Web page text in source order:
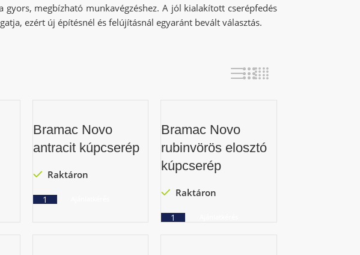
megbízható munkavégzéshez. A jól kialakított cserépfedés
ezért új építésnél és felújításnál egyaránt bevált választás.
Bramac Novo
antracit kúpcserép
Raktáron
Bramac Novo
rubinvörös elosztó
kúpcserép
Raktáron